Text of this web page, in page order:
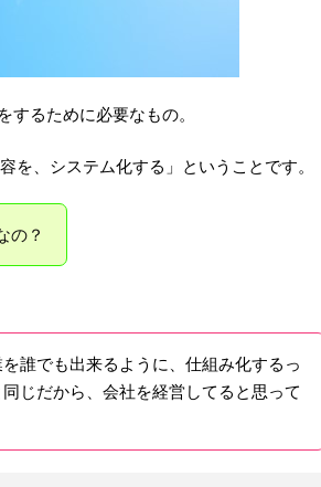
るために必要なもの。
を、システム化する」ということです。
の？
誰でも出来るように、仕組み化するっ
じだから、会社を経営してると思って